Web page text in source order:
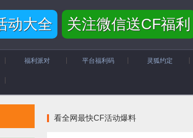
动大全 关注微信送CF福利
福利派对 平台福利码 灵狐约定
看全网最快CF活动爆料